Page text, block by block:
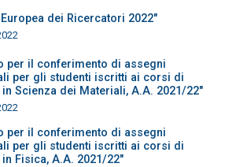
dei Ricercatori 2022"
per il conferimento di assegni
per gli studenti iscritti ai corsi di
in Scienza dei Materiali, A.A. 2021/22"
per il conferimento di assegni
per gli studenti iscritti ai corsi di
in Fisica, A.A. 2021/22"